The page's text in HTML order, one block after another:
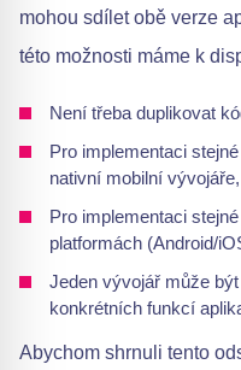
mohou sdílet obě verze
této možnosti máme k
Není třeba duplikovat
Pro implementaci
nativní mobilní vývojáře,
Pro implementaci
platformách (Android/
Jeden vývojář může
konkrétních funkcí
Abychom shrnuli tento